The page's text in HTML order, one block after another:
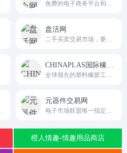
盘活网
元器件交易网
橙人情趣-情趣用品商店